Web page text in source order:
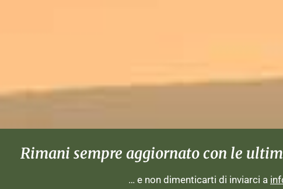
Rimani sempre aggiornato con le
… e non dimenticarti di inviarci a